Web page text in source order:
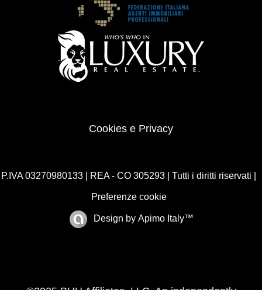
Cookies e Privacy
P.IVA 03270980133 | REA - CO 305293 | Tutti i diritti riservati |
Preferenze cookie
Design by Apimo Italy™